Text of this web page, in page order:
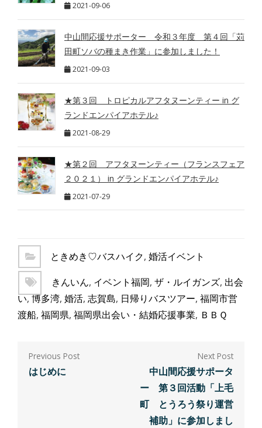
2021-09-06
中山間応援サポーター 令和３年度 第４回「苅
田町ソバの種まき作業」に参加しました！
2021-09-03
★第３回 トロピカルアフタヌーンティー in グ
ランドエンパイアホテル♪
2021-08-29
★第２回 アフタヌーンティー（フランスフェア
２０２１） in グランドエンパイアホテル♪
2021-07-29
ときめき♡バスハイク, 婚活イベント
きんいん, イベント福岡, ザ・ルイガンズ, 出会
い,博多湾, 婚活, 志賀島, 日帰りバスツアー, 福岡市営
渡船, 福岡県, 福岡県出会い・結婚応援事業, ＢＢＱ
投
稿
はじめに
中山間応援サポータ
ー 第３回活動「上毛
町 とうろう祭り運営
補助」に参加しまし